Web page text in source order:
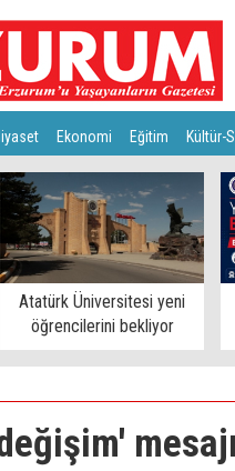
Ekonomi Eğitim Kültür-
Atatürk Üniversitesi yeni
öğrencilerini bekliyor
mesajı